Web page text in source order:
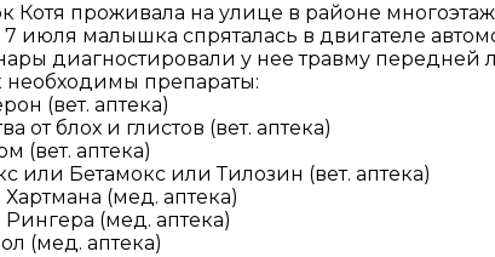
Котя проживала на улице в районе
июля малышка спряталась в двигателе
диагностировали у нее травму передней
необходимы препараты:
(вет. аптека)
от блох и глистов (вет. аптека)
(вет. аптека)
или Бетамокс или Тилозин (вет. аптека)
Хартмана (мед. аптека)
Рингера (мед. аптека)
(мед. аптека)